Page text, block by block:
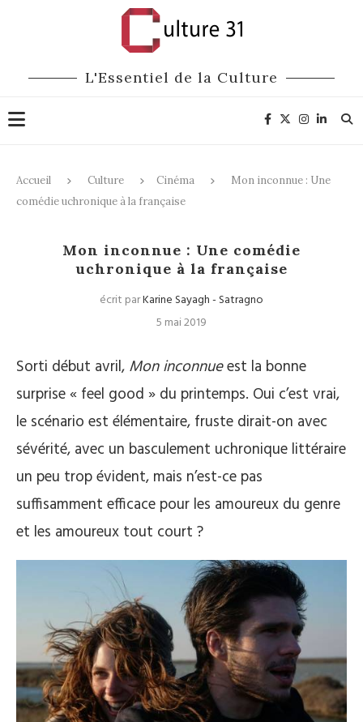
L'Essentiel de la Culture
Accueil Culture Cinéma
Mon inconnue : Une
comédie uchronique à la française
Mon inconnue : Une comédie
uchronique à la française
écrit parKarine Sayagh - Satragno
5 mai 2019
Sorti début avril, Mon inconnueest la bonne
surprise « feel good » du printemps. Oui c’est vrai,
le scénario est élémentaire, fruste dirait-on avec
sévérité, avec un basculement uchronique littéraire
un peu trop évident, mais n’est-ce pas
suffisamment efficace pour les amoureux du genre
et les amoureux tout court ?